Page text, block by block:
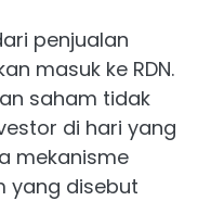
penjualan
masuk ke RDN.
saham tidak
di hari yang
mekanisme
yang disebut